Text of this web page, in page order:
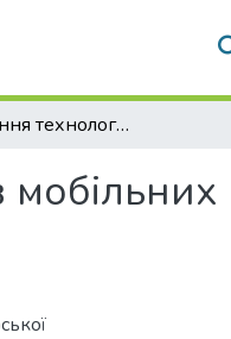
Удосконалення технології ремонту гідроагрегатів мобільних енергетичних засобів
мобільних